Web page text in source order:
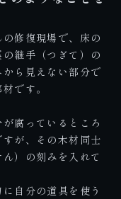
の修復現場で、床の
継手（つぎて）の
ら見えない部分で
です。
腐っているところ
が、その木材同士
）の刻みを入れて
自分の道具を使う